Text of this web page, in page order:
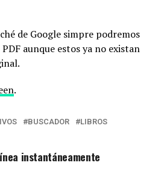
de Google simpre podremos
aunque estos ya no existan
.
BUSCADOR LIBROS
instantáneamente